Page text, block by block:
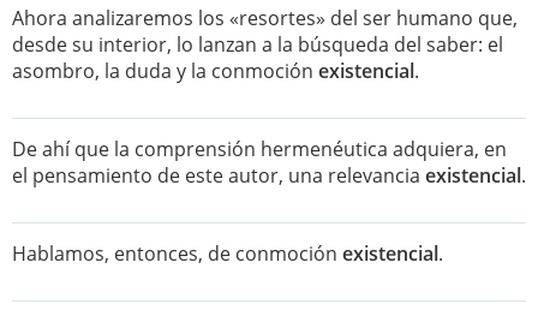
Ahora analizaremos los «resortes» del ser humano que,
desde su interior, lo lanzan a la búsqueda del saber: el
asombro, la duda y la conmoción existencial.
De ahí que la comprensión hermenéutica adquiera, en
el pensamiento de este autor, una relevancia existencial.
Hablamos, entonces, de conmoción existencial.